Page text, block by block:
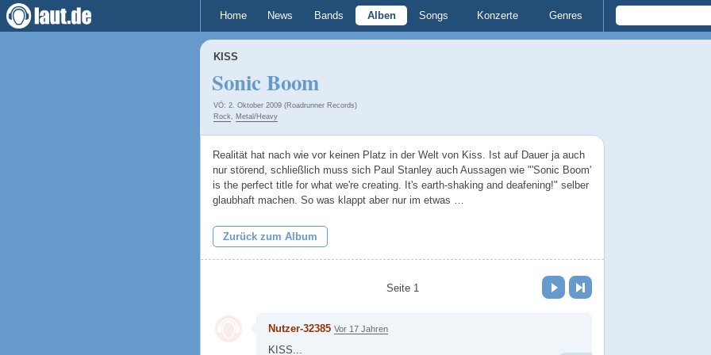
Home News Bands Alben Songs Konzerte Genres
KISS
Sonic Boom
VÖ: 2. Oktober 2009 (Roadrunner Records)
Rock, Metal/Heavy
Realität hat nach wie vor keinen Platz in der Welt von Kiss. Ist auf Dauer ja auch
nur störend, schließlich muss sich Paul Stanley auch Aussagen wie "'Sonic Boom'
is the perfect title for what we're creating. It's earth-shaking and deafening!" selber
glaubhaft machen. So was klappt aber nur im etwas …
Zurück zum Album
Seite 1
Vor Letzte Seite
Nutzer-32385 Vor 17 Jahren
KISS...